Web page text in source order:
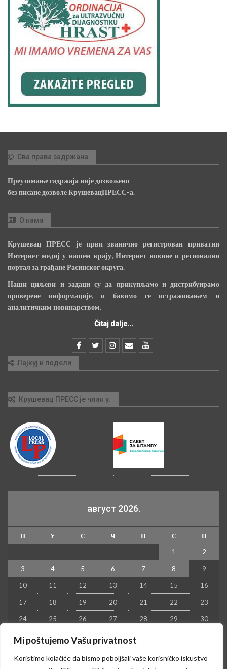
Mi poštujemo Vašu privatnost
Koristimo kolačiće da bismo poboljšali vaše korisničko iskustvo
Сва права задржана
Преузимање садржаја није дозвољено
без писане дозволе КрушевацПРЕСС-а.
О нама
Крушевац ПРЕСС је први званично регистрован приватни
Интернет медиј у нашем крају, Интернет новине и регионални
портал за грађане Расинског округа.
Наши циљеви и задаци су да прикупљамо и дистрибуирамо
проверене информације, и бавимо се истраживањем и
аналитичким новинарством.
Čitaj dalje...
Лајкуј и подели
Крушевац ПРЕСС је члан у:
август 2026.
П У С Ч П С
Н
1
2
3 4 5 6 7 8 9
10 11 12 13 14 15 16
17 18 19 20 21 22 23
24 25 26 27 28 29 30
31